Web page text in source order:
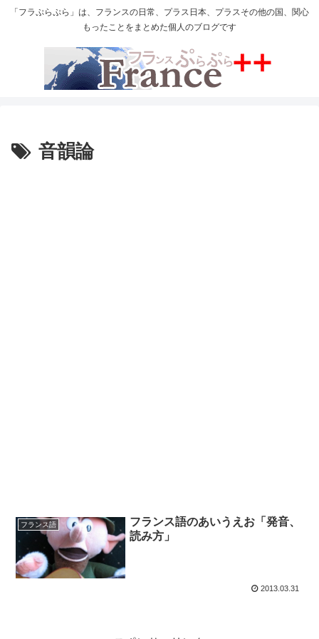
「フラぷらぷら」は、フランスの日常、プラス日本、プラスその他の国、関心
もったことをまとめた個人のブログです
音韻論
フランス語
フランス語のあいうえお「発音、
読み方」
2013.03.31